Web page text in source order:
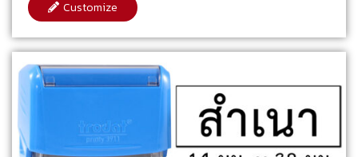
Customize